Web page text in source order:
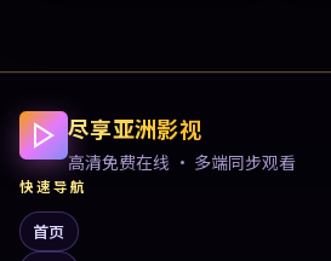
尽享亚洲影视
高清免费在线 · 多端同步观看
快速导航
首页